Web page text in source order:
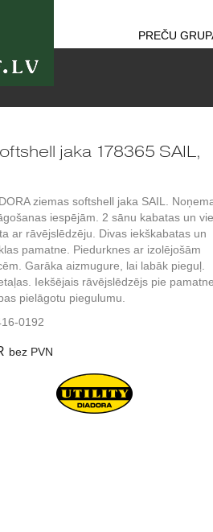
PREČU
jaka 178365 SAIL,
ziemas softshell jaka SAIL.
iespējām. 2 sānu kabatas un
ar rāvējslēdzēju. Divas iekškabatas un
pamatne. Piedurknes ar izolējošām
Garāka aizmugure, lai labāk pieguļ.
Iekšējais rāvējslēdzējs pie
pielāgotu piegulumu.
0192
bez PVN